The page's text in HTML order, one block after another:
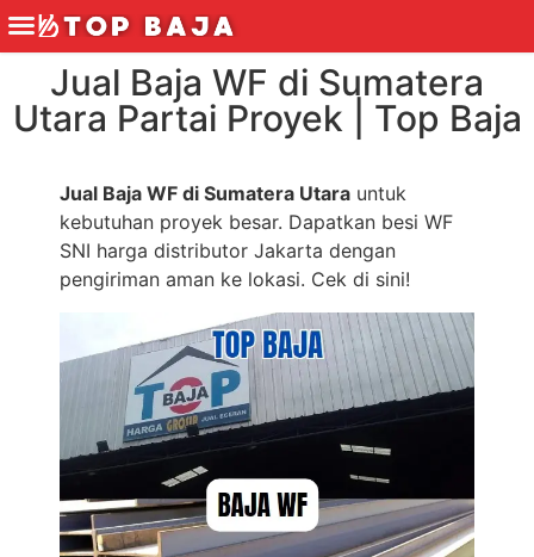
Jual Baja WF di Sumatera
Utara Partai Proyek | Top Baja
Jual Baja WF di Sumatera Utara untuk
kebutuhan proyek besar. Dapatkan besi WF
SNI harga distributor Jakarta dengan
pengiriman aman ke lokasi. Cek di sini!